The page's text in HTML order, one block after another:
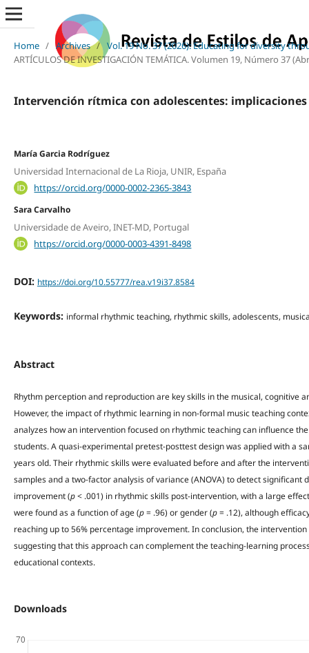
Home / Archives / Vol. 19 No. 37 (2026): Educating for diversity
ARTÍCULOS DE INVESTIGACIÓN TEMÁTICA. Volumen 19, Número 37
Intervención rítmica con adolescentes:
María Garcia Rodríguez
Universidad Internacional de La Rioja, UNIR, España
https://orcid.org/0000-0002-2365-3843
Sara Carvalho
Universidade de Aveiro, INET-MD, Portugal
https://orcid.org/0000-0003-4391-8498
DOI: https://doi.org/10.55777/rea.v19i37.8584
Keywords: informal rhythmic teaching, rhythmic skills, adolescents,
Abstract
Rhythm perception and reproduction are key skills in the musical, cognitive
However, the impact of rhythmic learning in non-formal music teaching
analyzes how an intervention focused on rhythmic teaching can influence
students. A quasi-experimental pretest-posttest design was applied with a
years old. Their rhythmic skills were evaluated before and after the
samples and a two-factor analysis of variance (ANOVA) to detect significant
improvement (p< .001) in rhythmic skills post-intervention, with a large
were found as a function of age (p= .96) or gender (p= .12), although
reaching up to 56% percentage improvement. In conclusion, the
suggesting that this approach can complement the teaching-learning
educational contexts.
Downloads